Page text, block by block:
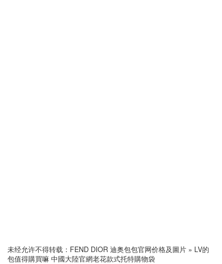
未经允许不得转载： FEND DIOR 迪奥包包官网价格及圖片 » LV的
包值得購買嘛 中國大陸官網老花款式托特購物袋